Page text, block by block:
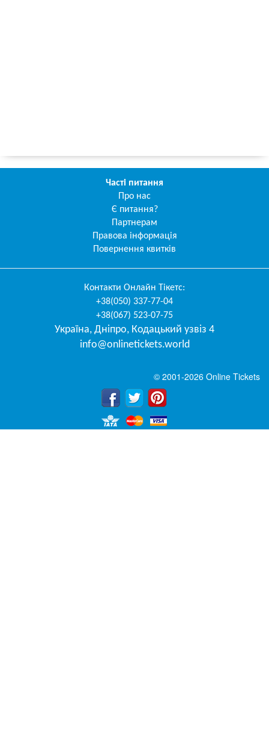
Часті питання
Про нас
Є питання?
Партнерам
Правова інформація
Повернення квитків
Контакти Онлайн Тікетс:
+38(050) 337-77-04
+38(067) 523-07-75
Україна, Дніпро, Кодацький узвіз 4
info@onlinetickets.world
© 2001-2026 Online Tickets